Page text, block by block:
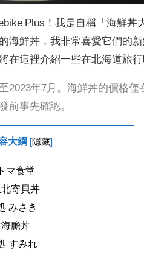
Plus！我是自稱「海鮮
海鮮丼，我非常喜愛它們的
在這裡介紹一些在北海道旅
2023年7月。海鮮丼的價格
前事先確認。
大綱 隱藏]
マ食堂
寄貝丼
みさき
膽丼
すみれ